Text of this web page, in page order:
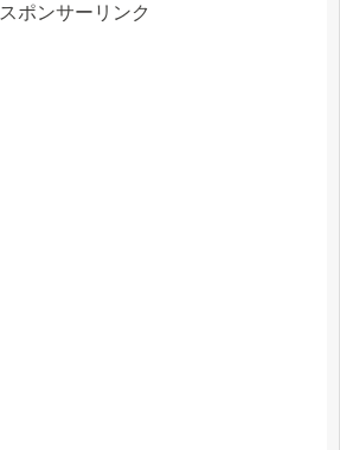
スポンサーリンク